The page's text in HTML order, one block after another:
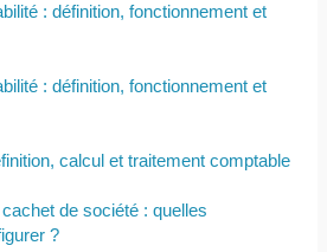
: définition, fonctionnement et
: définition, fonctionnement et
calcul et traitement comptable
de société : quelles
?